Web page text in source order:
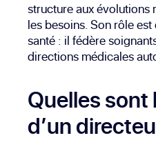
structure aux évolutions
les besoins. Son rôle
santé : il fédère
directions médicales
Quelles sont
d’un